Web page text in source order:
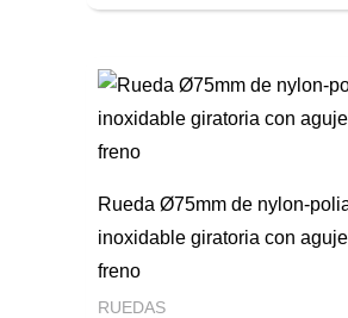
Rueda Ø75mm de nylon-
inoxidable giratoria con
freno
RUEDAS